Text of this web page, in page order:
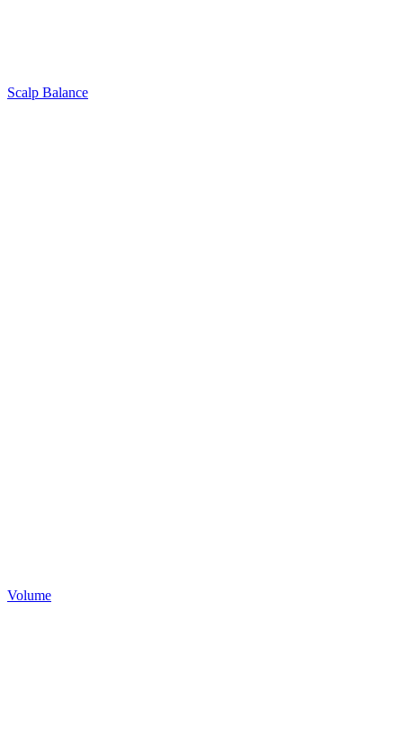
Scalp Balance
Volume